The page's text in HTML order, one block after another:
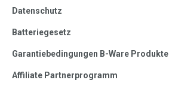
Datenschutz
Batteriegesetz
Garantiebedingungen B-Ware Produkte
Affiliate Partnerprogramm